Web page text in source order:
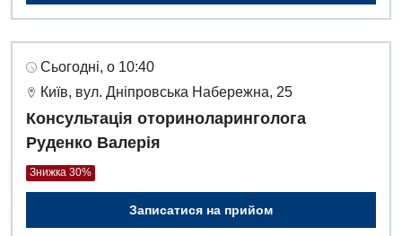
Сьогодні, о 10:40
Київ, вул. Дніпровська Набережна, 25
Консультація оториноларинголога
Руденко Валерія
Знижка 30%
Записатися на прийом